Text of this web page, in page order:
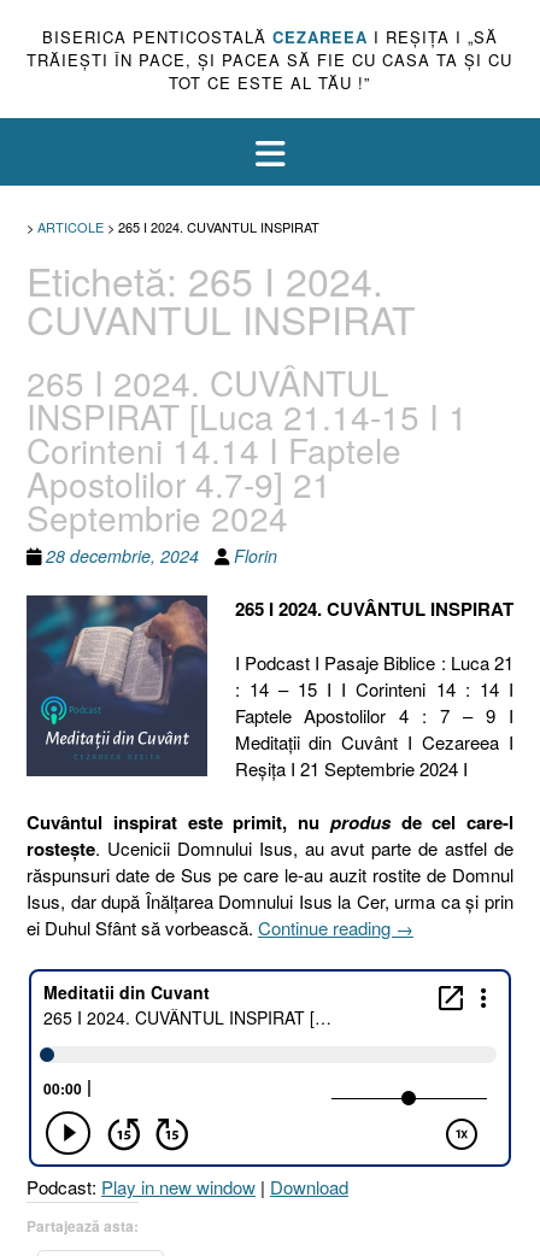
BISERICA PENTICOSTALĂ CEZAREEA I REŞIŢA I „SĂ
TRĂIEŞTI ÎN PACE, ŞI PACEA SĂ FIE CU CASA TA ŞI CU
TOT CE ESTE AL TĂU !”
> ARTICOLE > 265 I 2024. CUVANTUL INSPIRAT
Etichetă: 265 I 2024.
CUVANTUL INSPIRAT
265 I 2024. CUVÂNTUL
INSPIRAT [Luca 21.14-15 I 1
Corinteni 14.14 I Faptele
Apostolilor 4.7-9] 21
Septembrie 2024
28 decembrie, 2024 Florin
265 I 2024. CUVÂNTUL INSPIRAT
I Podcast I Pasaje Biblice : Luca 21
: 14 – 15 I I Corinteni 14 : 14 I
Faptele Apostolilor 4 : 7 – 9 I
Meditaţii din Cuvânt I Cezareea I
Reşiţa I 21 Septembrie 2024 I
Cuvântul inspirat este primit, nu produsde cel care-l
rostește. Ucenicii Domnului Isus, au avut parte de astfel de
răspunsuri date de Sus pe care le-au auzit rostite de Domnul
Isus, dar după Înălțarea Domnului Isus la Cer, urma ca și prin
ei Duhul Sfânt să vorbească. Continue reading „265
2024.
CUVÂNTUL
21.14-
15
1
→
Podcast: Play in new window | Download
Partajează asta: